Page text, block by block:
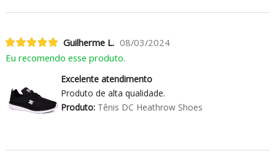
Guilherme L. 08/03/2024
Eu recomendo esse produto.
Excelente atendimento
Produto de alta qualidade.
Produto:Tênis DC Heathrow Shoes